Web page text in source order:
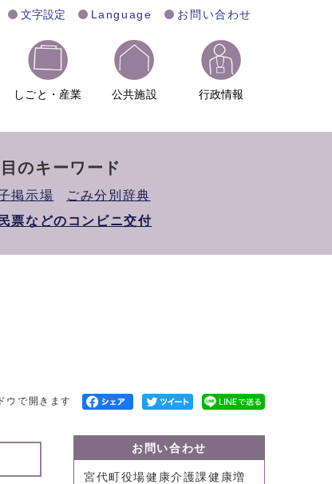
文字設定 Language お問い合わせ
しごと・産業 公共施設 行政情報
のキーワード
掲示場
ごみ分別辞典
票などのコンビニ交付
ウで開きます
お問い合わせ
宮代町役場健康介護課健康増